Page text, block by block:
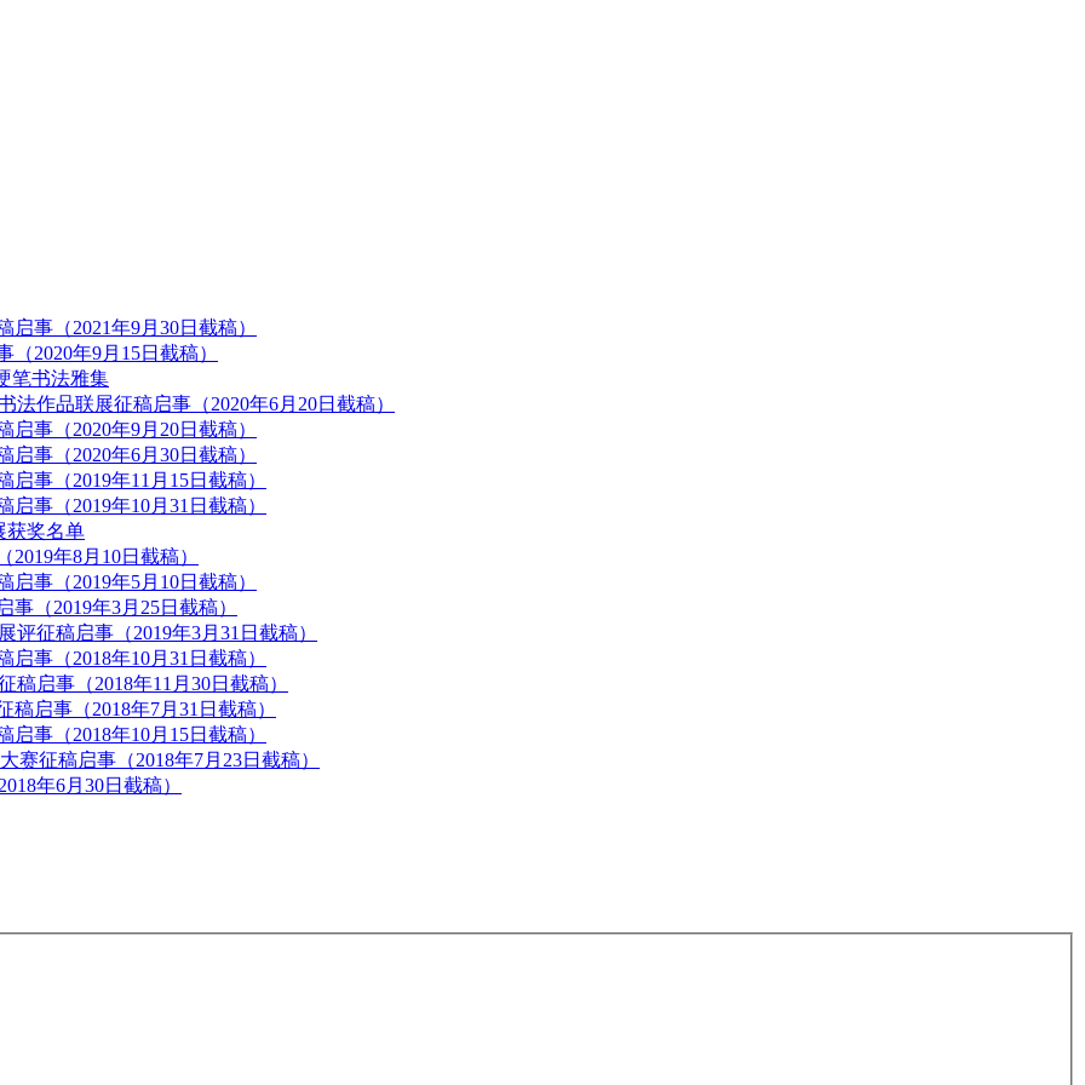
事（2021年9月30日截稿）
2020年9月15日截稿）
笔书法雅集
作品联展征稿启事（2020年6月20日截稿）
事（2020年9月20日截稿）
事（2020年6月30日截稿）
事（2019年11月15日截稿）
事（2019年10月31日截稿）
获奖名单
年8月10日截稿）
事（2019年5月10日截稿）
（2019年3月25日截稿）
征稿启事（2019年3月31日截稿）
事（2018年10月31日截稿）
启事（2018年11月30日截稿）
启事（2018年7月31日截稿）
事（2018年10月15日截稿）
赛征稿启事（2018年7月23日截稿）
年6月30日截稿）